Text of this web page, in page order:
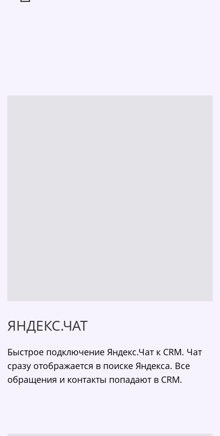
ЯНДЕКС.ЧАТ
Быстрое подключение Яндекс.Чат к CRM. Чат
сразу отображается в поиске Яндекса. Все
обращения и контакты попадают в CRM.